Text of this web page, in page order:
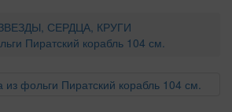
СЕРДЦА, КРУГИ
Пиратский корабль 104 см.